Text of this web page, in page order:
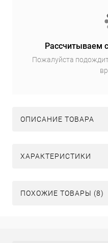
Рассчитываем
Пожалуйста
ОПИСАНИЕ ТОВАРА
ХАРАКТЕРИСТИКИ
ПОХОЖИЕ ТОВАРЫ (8)